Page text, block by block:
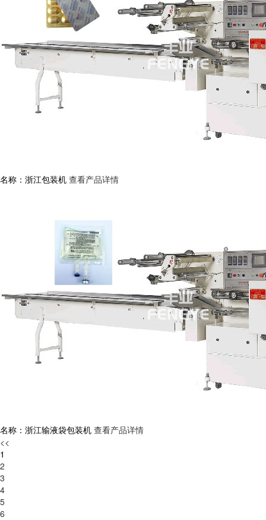
名称：浙江包装机 查看产品详情
名称：浙江输液袋包装机 查看产品详情
<<
1
2
3
4
5
6